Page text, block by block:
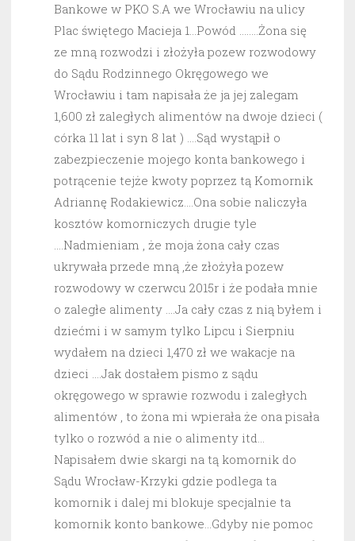
Bankowe w PKO S.A we Wrocławiu na ulicy
Plac świętego Macieja 1…Powód ……..Żona się
ze mną rozwodzi i złożyła pozew rozwodowy
do Sądu Rodzinnego Okręgowego we
Wrocławiu i tam napisała że ja jej zalegam
1,600 zł zaległych alimentów na dwoje dzieci (
córka 11 lat i syn 8 lat ) ….Sąd wystąpił o
zabezpieczenie mojego konta bankowego i
potrącenie tejże kwoty poprzez tą Komornik
Adriannę Rodakiewicz….Ona sobie naliczyła
kosztów komorniczych drugie tyle
….Nadmieniam , że moja żona cały czas
ukrywała przede mną ,że złożyła pozew
rozwodowy w czerwcu 2015r i że podała mnie
o zaległe alimenty ….Ja cały czas z nią byłem i
dziećmi i w samym tylko Lipcu i Sierpniu
wydałem na dzieci 1,470 zł we wakacje na
dzieci ….Jak dostałem pismo z sądu
okręgowego w sprawie rozwodu i zaległych
alimentów , to żona mi wpierała że ona pisała
tylko o rozwód a nie o alimenty itd…
Napisałem dwie skargi na tą komornik do
Sądu Wrocław-Krzyki gdzie podlega ta
komornik i dalej mi blokuje specjalnie ta
komornik konto bankowe…Gdyby nie pomoc